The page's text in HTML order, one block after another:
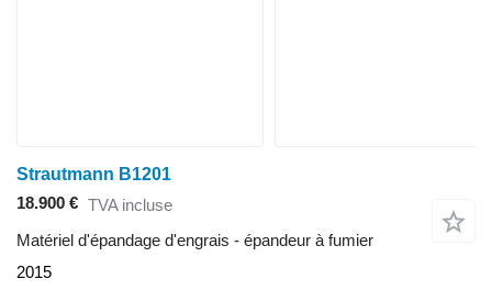
Strautmann B1201
18.900 € TVA incluse
Matériel d'épandage d'engrais - épandeur à fumier
2015